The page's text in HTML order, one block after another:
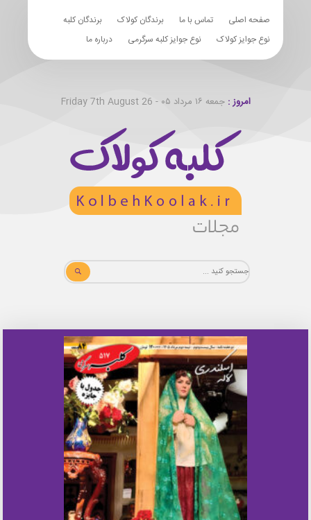
صفحه اصلی تماس با ما برندگان کولاک
برندگان کلبه
نوع جوایز کولاک
نوع جوایز کلبه سرگرمی درباره ما
امروز :جمعه ۱۶ مرداد ۰۵ - Friday 7th August 26